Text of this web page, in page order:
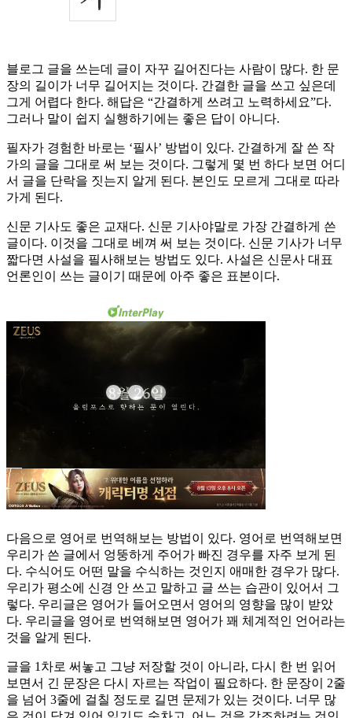
블로그 글을 쓰는데 글이 자꾸 길어진다는 사람이 많다. 한 문
장의 길이가 너무 길어지는 것이다. 간결한 글을 쓰고 싶은데
그게 어렵다 한다. 해답은 “간결하게 쓰려고 노력하세요”다.
그러나 말이 쉽지 실행하기에는 좋은 답이 아니다.
필자가 경험한 바로는 ‘필사’ 방법이 있다. 간결하게 잘 쓴 작
가의 글을 그대로 써 보는 것이다. 그렇게 몇 번 하다 보면 어디
서 글을 단락을 짓는지 알게 된다. 본인도 모르게 그대로 따라
가게 된다.
신문 기사도 좋은 교재다. 신문 기사야말로 가장 간결하게 쓴
글이다. 이것을 그대로 베껴 써 보는 것이다. 신문 기사가 너무
짧다면 사설을 필사해보는 방법도 있다. 사설은 신문사 대표
언론인이 쓰는 글이기 때문에 아주 좋은 표본이다.
다음으로 영어로 번역해보는 방법이 있다. 영어로 번역해보면
우리가 쓴 글에서 엉뚱하게 주어가 빠진 경우를 자주 보게 된
다. 수식어도 어떤 말을 수식하는 것인지 애매한 경우가 많다.
우리가 평소에 신경 안 쓰고 말하고 글 쓰는 습관이 있어서 그
렇다. 우리글은 영어가 들어오면서 영어의 영향을 많이 받았
다. 우리글을 영어로 번역해보면 영어가 꽤 체계적인 언어라는
것을 알게 된다.
글을 1차로 써놓고 그냥 저장할 것이 아니라, 다시 한 번 읽어
보면서 긴 문장은 다시 자르는 작업이 필요하다. 한 문장이 2줄
을 넘어 3줄에 걸칠 정도로 길면 문제가 있는 것이다. 너무 많